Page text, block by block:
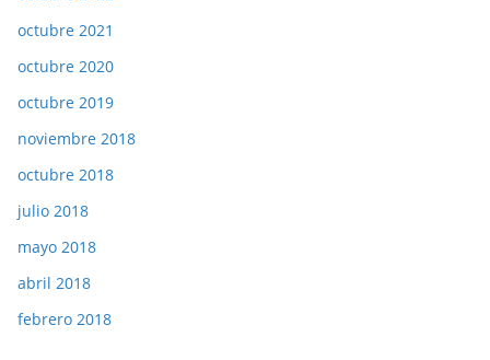
octubre 2021
octubre 2020
octubre 2019
noviembre 2018
octubre 2018
julio 2018
mayo 2018
abril 2018
febrero 2018